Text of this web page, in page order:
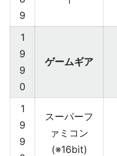
9
1
9
9
0
ゲームギア
1
9
9
スーパーフ
ァミコン
(※16bit)